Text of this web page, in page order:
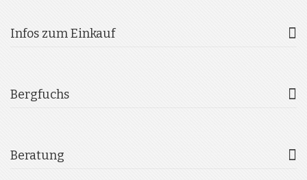
Infos zum Einkauf
Bergfuchs
Beratung